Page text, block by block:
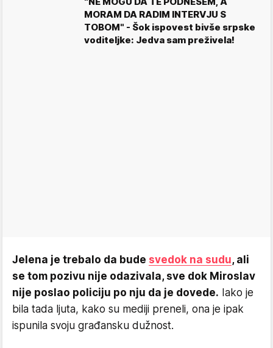
MORAM DA RADIM INTERVJU S
TOBOM" - Šok ispovest bivše srpske
voditeljke: Jedva sam preživela!
Jelena je trebalo da bude svedok na sudu, ali
se tom pozivu nije odazivala, sve dok Miroslav
nije poslao policiju po nju da je dovede. Iako je
bila tada ljuta, kako su mediji preneli, ona je ipak
ispunila svoju građansku dužnost.